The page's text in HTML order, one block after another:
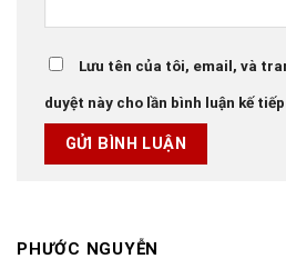
Lưu tên của tôi, email, và
duyệt này cho lần bình luận kế
PHƯỚC NGUYỄN